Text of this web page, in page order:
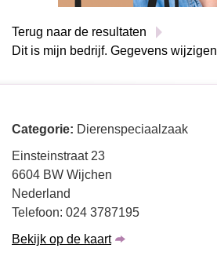
Terug naar de resultaten
Dit is mijn bedrijf. Gegevens wijzigen
Categorie: Dierenspeciaalzaak
Einsteinstraat 23
6604 BW Wijchen
Nederland
Telefoon: 024 3787195
Bekijk op de kaart